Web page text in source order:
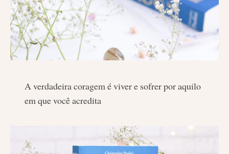
A verdadeira coragem é viver e sofrer por aquilo
em que você acredita